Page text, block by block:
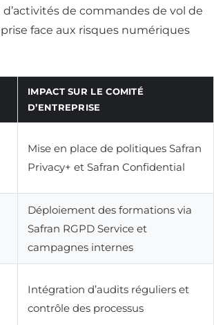
de commandes de vol de
face aux risques numériques
IMPACT SUR LE COMITÉ
D’ENTREPRISE
Mise en place de politiques Safran
Privacy+ et Safran Confidential
Déploiement des formations via
Safran RGPD Service et
campagnes internes
Intégration d’audits réguliers et
contrôle des processus